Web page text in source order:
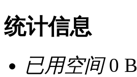
统计信息
已用空间0 B